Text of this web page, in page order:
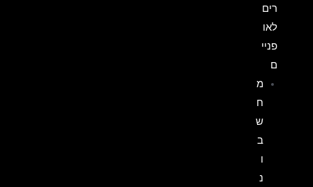
רים
לאו
פניי
ם
מ
ח
ש
ב
ו
נ